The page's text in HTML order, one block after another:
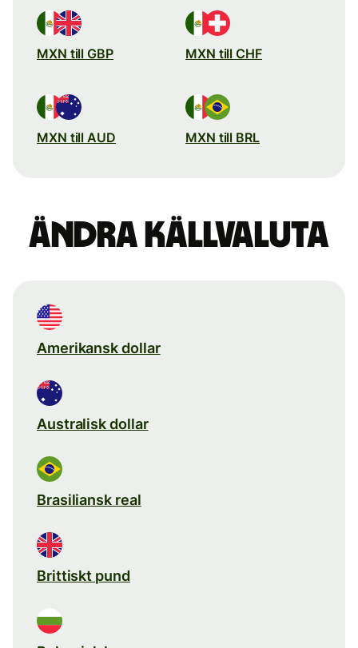
MXN till GBP MXN till CHF
MXN till AUD MXN till BRL
Ändra källvaluta
Amerikansk dollar
Australisk dollar
Brasiliansk real
Brittiskt pund